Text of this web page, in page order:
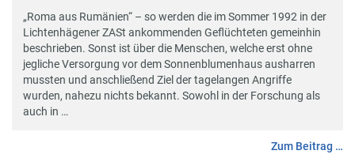
„Roma aus Rumänien“ – so werden die im Sommer 1992 in der
Lichtenhägener ZASt ankommenden Geflüchteten gemeinhin
beschrieben. Sonst ist über die Menschen, welche erst ohne
jegliche Versorgung vor dem Sonnenblumenhaus ausharren
mussten und anschließend Ziel der tagelangen Angriffe
wurden, nahezu nichts bekannt. Sowohl in der Forschung als
auch in …
Zum Beitrag …